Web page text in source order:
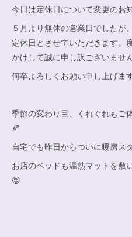
今日は定休日について変更のお
５月より無休の営業日でしたが
定休日とさせていただきます。
かけして誠に申し訳ございません
何卒よろしくお願い申し上げます
季節の変わり目、くれぐれもご
🍂
自宅でも昨日からついに暖房ス
お店のベッドも温熱マットを敷
😌